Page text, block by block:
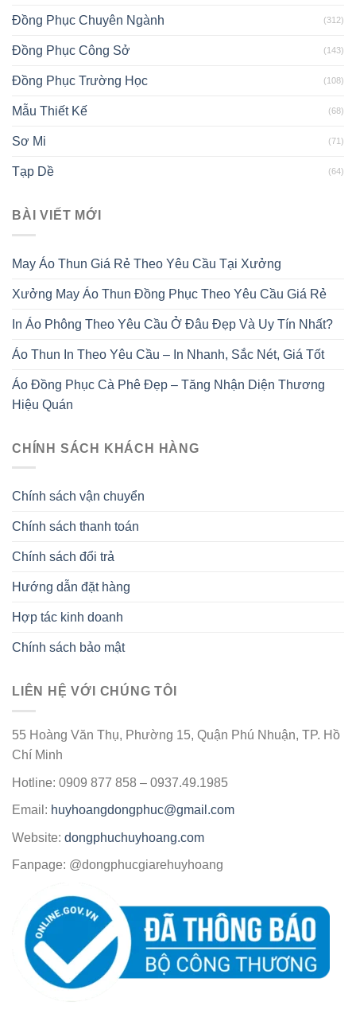
Đồng Phục Chuyên Ngành (312)
Đồng Phục Công Sở (143)
Đồng Phục Trường Học (108)
Mẫu Thiết Kế (68)
Sơ Mi (71)
Tạp Dề (64)
BÀI VIẾT MỚI
May Áo Thun Giá Rẻ Theo Yêu Cầu Tại Xưởng
Xưởng May Áo Thun Đồng Phục Theo Yêu Cầu Giá Rẻ
In Áo Phông Theo Yêu Cầu Ở Đâu Đẹp Và Uy Tín Nhất?
Áo Thun In Theo Yêu Cầu – In Nhanh, Sắc Nét, Giá Tốt
Áo Đồng Phục Cà Phê Đẹp – Tăng Nhận Diện Thương
Hiệu Quán
CHÍNH SÁCH KHÁCH HÀNG
Chính sách vận chuyển
Chính sách thanh toán
Chính sách đổi trả
Hướng dẫn đặt hàng
Hợp tác kinh doanh
Chính sách bảo mật
LIÊN HỆ VỚI CHÚNG TÔI
55 Hoàng Văn Thụ, Phường 15, Quận Phú Nhuận, TP. Hồ
Chí Minh
Hotline: 0909 877 858 – 0937.49.1985
Email: huyhoangdongphuc@gmail.com
Website: dongphuchuyhoang.com
Fanpage: @dongphucgiarehuyhoang